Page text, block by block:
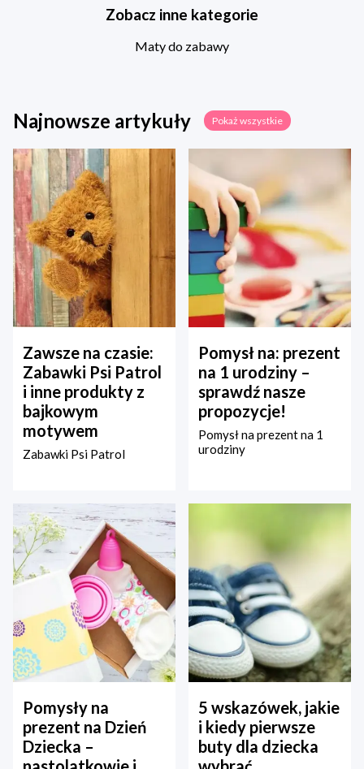
Zobacz inne kategorie
Maty do zabawy
Najnowsze artykuły Pokaż wszystkie
Zawsze na czasie:
Zabawki Psi Patrol
i inne produkty z
bajkowym
motywem
Zabawki Psi Patrol
Pomysł na: prezent
na 1 urodziny –
sprawdź nasze
propozycje!
Pomysł na prezent na 1
urodziny
Pomysły na
prezent na Dzień
Dziecka –
5 wskazówek, jakie
i kiedy pierwsze
buty dla dziecka